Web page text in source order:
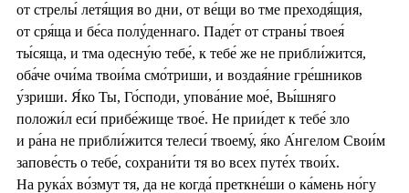
от стрелы́ летя́щия во дни, от ве́щи во тме преходя́щия,
от сря́ща и бе́са полу́деннаго. Паде́т от страны́ твоея́
ты́сяща, и тма одесну́ю тебе́, к тебе́ же не прибли́жится,
оба́че очи́ма твои́ма смо́триши, и воздая́ние гре́шников
у́зриши. Я́ко Ты, Го́споди, упова́ние мое́, Вы́шняго
положи́л еси́ прибе́жище твое́. Не прии́дет к тебе́ зло
и ра́на не прибли́жится телеси́ твоему́, я́ко А́нгелом Свои́м
запове́сть о тебе́, сохрани́ти тя во всех путе́х твои́х.
На рука́х во́змут тя, да не когда́ преткне́ши о ка́мень но́гу